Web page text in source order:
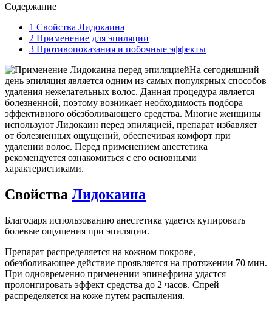
Содержание
1 Свойства Лидокаина
2 Применение для эпиляции
3 Противопоказания и побочные эффекты
На сегодняшний
день эпиляция является одним из самых популярных способов
удаления нежелательных волос. Данная процедура является
болезненной, поэтому возникает необходимость подбора
эффективного обезболивающего средства. Многие женщины
используют Лидокаин перед эпиляцией, препарат избавляет
от болезненных ощущений, обеспечивая комфорт при
удалении волос. Перед применением анестетика
рекомендуется ознакомиться с его основными
характеристиками.
Свойства Лидокаина
Благодаря использованию анестетика удается купировать
болевые ощущения при эпиляции.
Препарат распределяется на кожном покрове,
обезболивающее действие проявляется на протяжении 70 мин.
При одновременно применении эпинефрина удастся
пролонгировать эффект средства до 2 часов. Спрей
распределяется на коже путем распыления.